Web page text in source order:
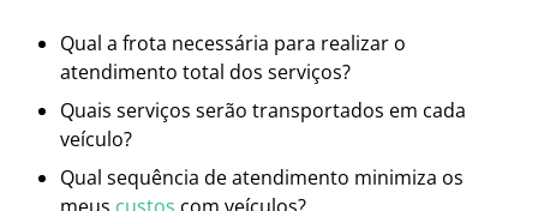
Qual a frota necessária para realizar o
atendimento total dos serviços?
Quais serviços serão transportados em cada
veículo?
Qual sequência de atendimento minimiza os